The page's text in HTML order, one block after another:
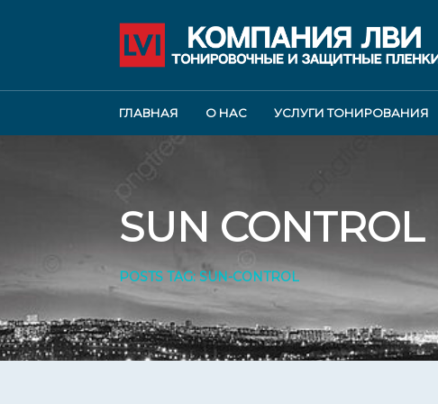
ГЛАВНАЯ О НАС УСЛУГИ ТОНИРОВАНИЯ
SUN CONTROL
POSTS TAG: SUN-CONTROL